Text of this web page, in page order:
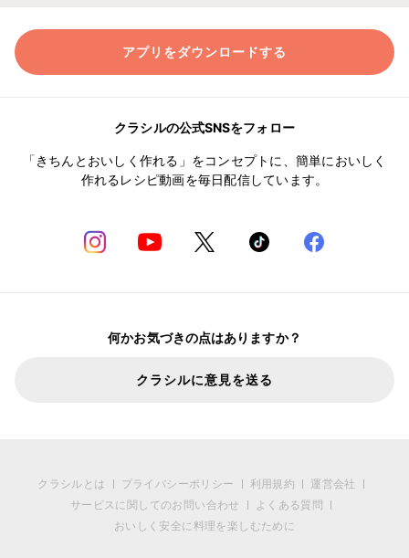
アプリをダウンロードする
クラシルの公式SNSをフォロー
「きちんとおいしく作れる」をコンセプトに、簡単においしく
作れるレシピ動画を毎日配信しています。
何かお気づきの点はありますか？
クラシルに意見を送る
クラシルとは プライバシーポリシー 利用規約
運営会社
サービスに関してのお問い合わせ
よくある質問
おいしく安全に料理を楽しむために